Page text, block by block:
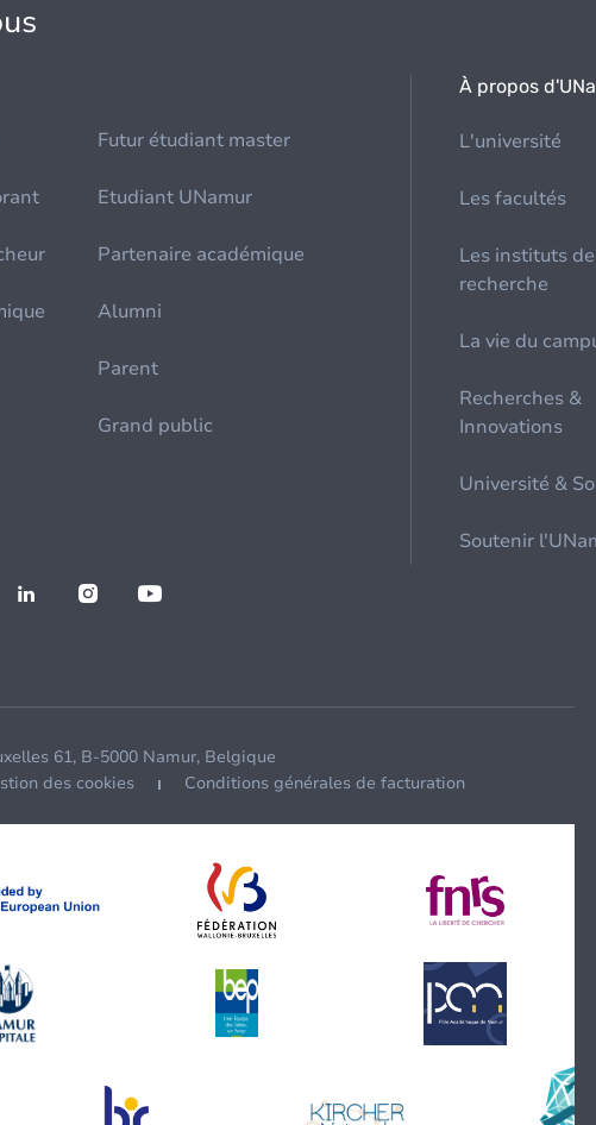
Futur étudiant master
Etudiant UNamur
Partenaire académique
Alumni
Parent
Grand public
À propos
L'université
Les facultés
Les instituts de
recherche
La vie du
Recherches &
Innovations
Université &
Soutenir
61, B-5000 Namur, Belgique
des cookies Conditions générales de facturation